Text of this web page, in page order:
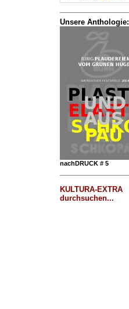
Unsere Anthologie:
nachDRUCK # 5
KULTURA-EXTRA
durchsuchen...